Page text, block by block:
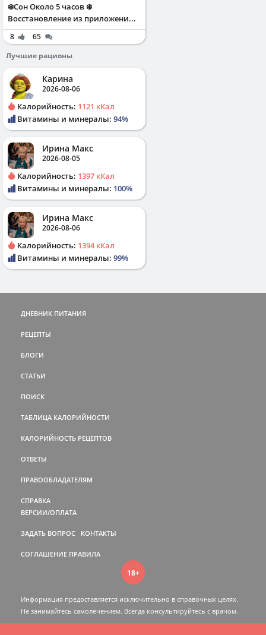
❄️Сон Около 5 часов ❄️
Восстановление из приложени...
8
65
Лучшие рационы
Карина
2026-08-06
Калорийность: 1121 кКал
Витамины и минералы: 94%
Ирина Макс
2026-08-05
Калорийность: 1397 кКал
Витамины и минералы: 100%
Ирина Макс
2026-08-06
Калорийность: 1394 кКал
Витамины и минералы: 99%
ДНЕВНИК ПИТАНИЯ
РЕЦЕПТЫ
БЛОГИ
СТАТЬИ
ПОИСК
ТАБЛИЦА КАЛОРИЙНОСТИ
КАЛОРИЙНОСТЬ РЕЦЕПТОВ
ОТВЕТЫ
ПРАВООБЛАДАТЕЛЯМ
СПРАВКА
ВЕРСИИ/ОПЛАТА
ЗАДАТЬ ВОПРОС КОНТАКТЫ
СОГЛАШЕНИЕ ПРАВИЛА
18+
Информация предоставляется исключительно в справочных целях.
Не занимайтесь самолечением. Всегда консультируйтесь c врачом.